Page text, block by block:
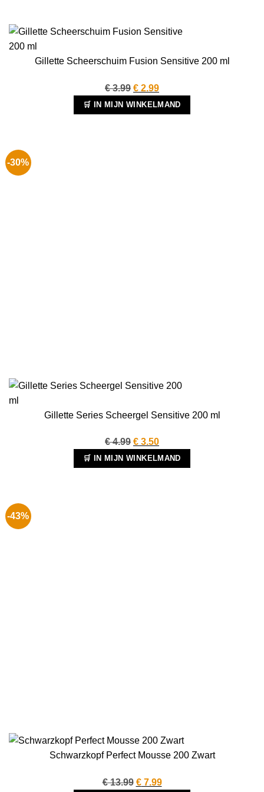
Gillette Scheerschuim Fusion Sensitive 200 ml
€3.99 Oorspronkelijke
prijs
was:
€ 2.99Huidige
prijs
is:
🛒 IN MIJN WINKELMAND
-30%
Gillette Series Scheergel Sensitive 200 ml
€4.99 Oorspronkelijke
prijs
was:
€ 3.50Huidige
prijs
is:
🛒 IN MIJN WINKELMAND
-43%
Schwarzkopf Perfect Mousse 200 Zwart
€13.99 Oorspronkelijke
€7.99Huidige